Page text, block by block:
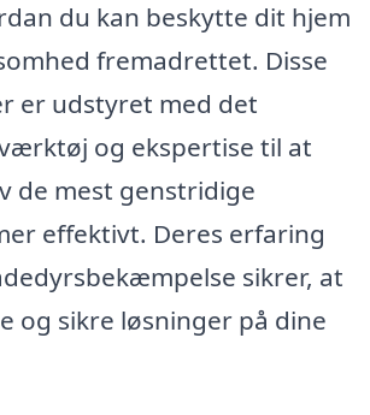
du kan beskytte dit hjem
fremadrettet. Disse
er udstyret med det
og ekspertise til at
de mest genstridige
effektivt. Deres erfaring
sikrer, at
og sikre løsninger på dine